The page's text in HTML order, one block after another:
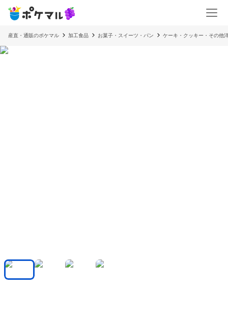
産直・通販のポケマル 加工食品 お菓子・スイーツ・パン ケーキ・クッキー・その他